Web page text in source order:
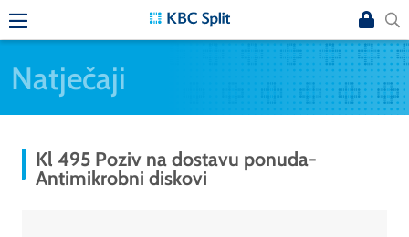
Natječaji
Kl 495 Poziv na dostavu ponuda-
Antimikrobni diskovi